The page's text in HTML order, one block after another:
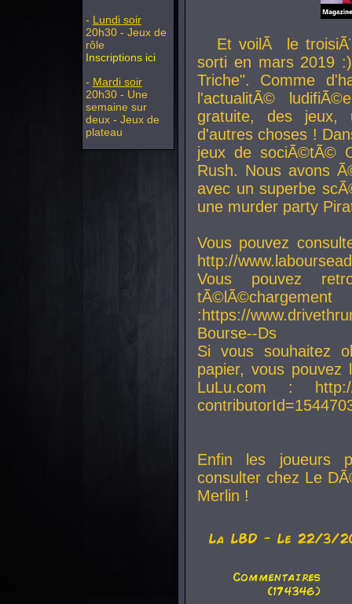
- Lundi soir
20h30 - Jeux de
rôle
Inscriptions ici
- Mardi soir
20h30 - Une
semaine sur
deux - Jeux de
plateau
Et voilÃ le
sorti en mars 2019
Triche". Comme
l'actualitÃ©
gratuite, des jeux,
d'autres choses !
jeux de sociÃ©tÃ©
Rush. Nous avons
avec un superbe
une murder party
Vous pouvez
http://
Vous pouvez
:https://
Bourse--Ds
Si vous souhaitez
papier, vous
LuLu.com : http://
Enfin les joueurs
consulter chez Le
Merlin !
La LBD - Le 22/3/
Commentaires
(174346)